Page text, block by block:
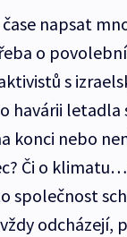
napsat
o
s
havárii letadla
konci nebo
Či o
společnost
odcházejí,